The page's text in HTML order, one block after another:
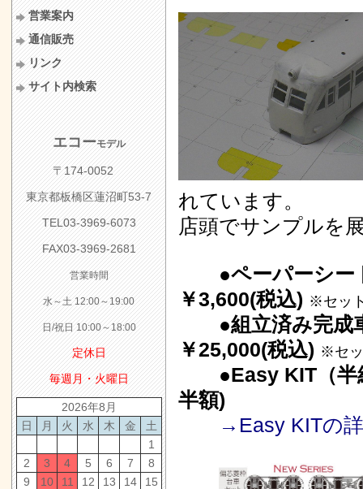
れています。
店頭でサンプルを
●ペーパ
￥3,600(税込) ※セッ
●組立済
￥25,000(税込) ※セ
●Easy KIT（
半額)
→Easy KITの
営業案内
通信販売
リンク
サイト内検索
エコーモデル
〒174-0052
東京都板橋区蓮沼町53-7
TEL03-3969-6073
FAX03-3969-2681
営業時間
水～土 12:00～19:00
日/祝日 10:00～18:00
定休日
毎週月・火曜日
2026年8月
日
月 火 水 木 金
土
1
2
3 4 5 6 7
8
9
10 11 12 13 14
15